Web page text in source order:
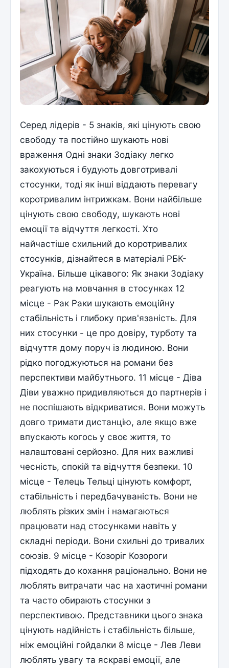
Серед лідерів - 5 знаків, які цінують свою
свободу та постійно шукають нові
враження Одні знаки Зодіаку легко
закохуються і будують довготривалі
стосунки, тоді як інші віддають перевагу
коротривалим інтрижкам. Вони найбільше
цінують свою свободу, шукають нові
емоції та відчуття легкості. Хто
найчастіше схильний до коротривалих
стосунків, дізнайтеся в матеріалі РБК-
Україна. Більше цікавого: Як знаки Зодіаку
реагують на мовчання в стосунках 12
місце - Рак Раки шукають емоційну
стабільність і глибоку прив'язаність. Для
них стосунки - це про довіру, турботу та
відчуття дому поруч із людиною. Вони
рідко погоджуються на романи без
перспективи майбутнього. 11 місце - Діва
Діви уважно придивляються до партнерів і
не поспішають відкриватися. Вони можуть
довго тримати дистанцію, але якщо вже
впускають когось у своє життя, то
налаштовані серйозно. Для них важливі
чесність, спокій та відчуття безпеки. 10
місце - Телець Тельці цінують комфорт,
стабільність і передбачуваність. Вони не
люблять різких змін і намагаються
працювати над стосунками навіть у
складні періоди. Вони схильні до тривалих
союзів. 9 місце - Козоріг Козороги
підходять до кохання раціонально. Вони не
люблять витрачати час на хаотичні романи
та часто обирають стосунки з
перспективою. Представники цього знака
цінують надійність і стабільність більше,
ніж емоційні гойдалки 8 місце - Лев Леви
люблять увагу та яскраві емоції, але